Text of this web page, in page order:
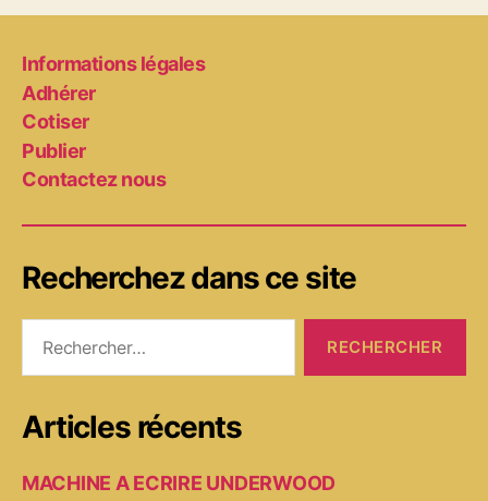
Informations légales
Adhérer
Cotiser
Publier
Contactez nous
Recherchez dans ce site
Articles récents
MACHINE A ECRIRE UNDERWOOD